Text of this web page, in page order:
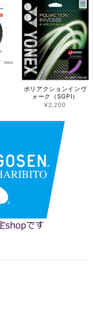
ポリアクションインヴ
ォーク（SGPI）
¥2,200